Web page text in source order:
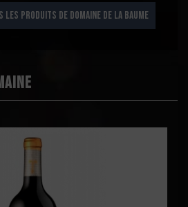
Vin 2019
LES PRODUITS DE DOMAINE DE LA BAUME